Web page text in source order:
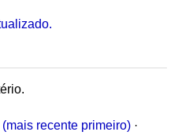
recente primeiro) ·